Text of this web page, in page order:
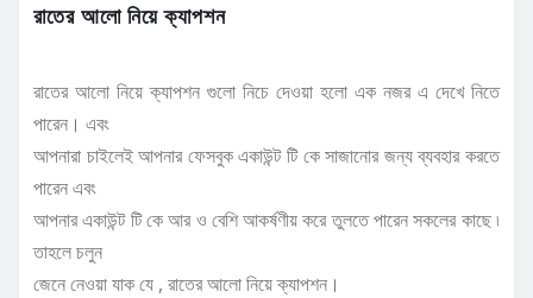
রাতের আলো নিয়ে ক্যাপশন
রাতের আলো নিয়ে ক্যাপশন গুলো নিচে দেওয়া হলো এক নজর এ দেখে নিতে
পারেন। এবং
আপনারা চাইলেই আপনার ফেসবুক একাউন্ট টি কে সাজানোর জন্য ব্যবহার করতে
পারেন এবং
আপনার একাউন্ট টি কে আর ও বেশি আকর্ষণীয় করে তুলতে পারেন সকলের কাছে ৷
তাহলে চলুন
জেনে নেওয়া যাক যে , রাতের আলো নিয়ে ক্যাপশন।